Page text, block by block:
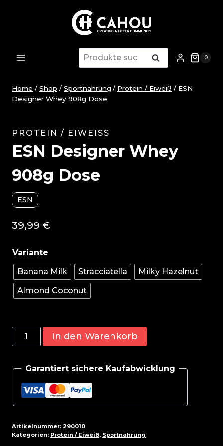
Suche
nach:
Suche 0
Home / Shop / Sportnahrung / Protein / Eiweiß / ESN
Designer Whey 908g Dose
PROTEIN / EIWEISS
ESN Designer Whey
908g Dose
ESN
39,99 €
Banana Milk Stracciatella
Milky Hazelnut
Almond Coconut
ESN
Designer
908g
Dose
Menge
In den Warenkorb
Garantiert sichere Kaufabwicklung
Artikelnummer: 290010
Kategorien: Protein / Eiweiß, Sportnahrung